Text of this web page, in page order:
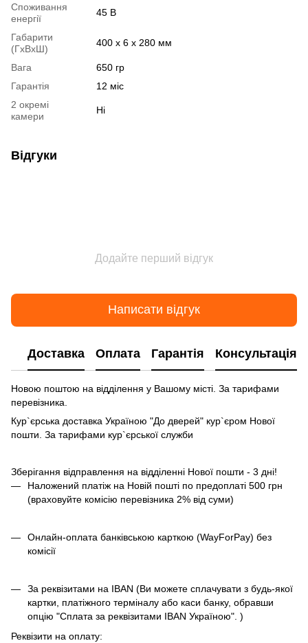
Споживання
енергії
45 В
Габарити
(ГхВхШ)
400 х 6 х 280 мм
Вага
650 гр
Гарантія
12 міс
2 окремі
камери
Ні
Відгуки
Додайте перший відгук
Написати відгук
Доставка Оплата Гарантія Консультація
Новою поштою на відділення у Вашому місті. За тарифами
перевізника.
Кур`єрська доставка Україною "До дверей" кур`єром Нової
пошти. За тарифами кур`єрської служби
Зберігання відправлення на відділенні Нової пошти - 3 дні!
Наложений платіж на Новій пошті по предоплаті 500 грн
(враховуйте комісію перевізника 2% від суми)
Онлайн-оплата банківською карткою (WayForPay) без
комісії
За реквізитами на IBAN (Ви можете сплачувати з будь-якої
картки, платіжного терміналу або каси банку, обравши
опцію "Сплата за реквізитами IBAN Україною". )
Реквізити на оплату: